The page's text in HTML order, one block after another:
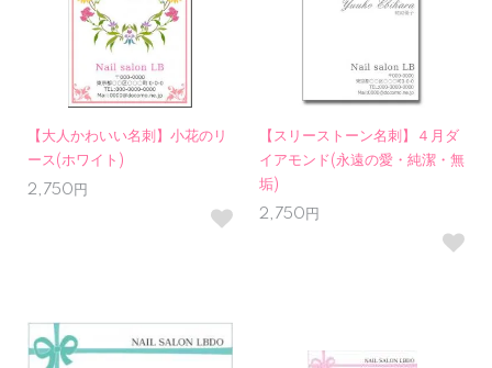
【大人かわいい名刺】小花のリ
ース(ホワイト)
2,750円
【スリーストーン名刺】４月ダ
イアモンド(永遠の愛・純潔・無
垢)
2,750円